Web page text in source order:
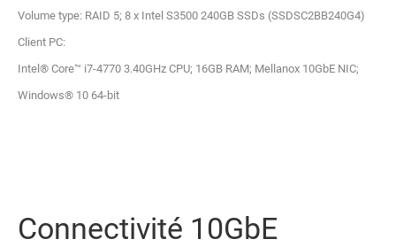
Volume type: RAID 5; 8 x Intel S3500 240GB SSDs (SSDSC2BB240G4)
Client PC:
Intel® Core™ i7-4770 3.40GHz CPU; 16GB RAM; Mellanox 10GbE NIC;
Windows® 10 64-bit
Connectivité 10GbE